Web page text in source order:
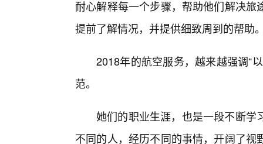
耐心解释每一个步骤，帮助他们解决
提前了解情况，并提供细致周到的帮助
2018年的航空服务，越来越强调“
范。
她们的职业生涯，也是一段不断学
不同的人，经历不同的事情，开阔了